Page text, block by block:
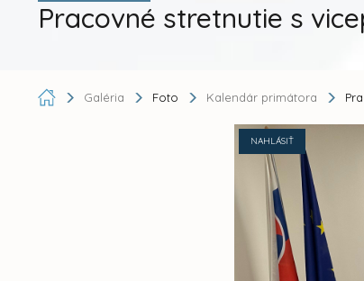
Pracovné stretnutie s
Galéria Foto Kalendár primátora
NAHLÁSIŤ